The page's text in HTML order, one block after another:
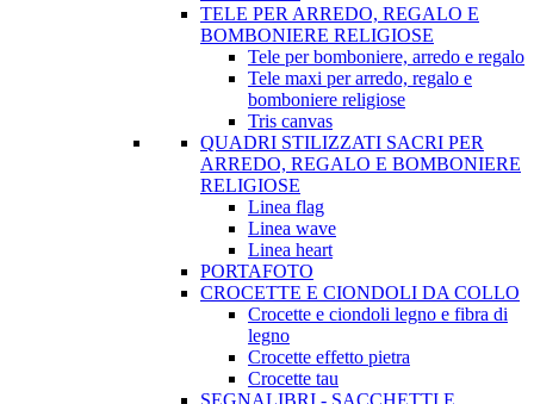
TELE PER ARREDO, REGALO E
BOMBONIERE RELIGIOSE
Tele per bomboniere, arredo e regalo
Tele maxi per arredo, regalo e
bomboniere religiose
Tris canvas
QUADRI STILIZZATI SACRI PER
ARREDO, REGALO E BOMBONIERE
RELIGIOSE
Linea flag
Linea wave
Linea heart
PORTAFOTO
CROCETTE E CIONDOLI DA COLLO
Crocette e ciondoli legno e fibra di
legno
Crocette effetto pietra
Crocette tau
SEGNALIBRI - SACCHETTI E